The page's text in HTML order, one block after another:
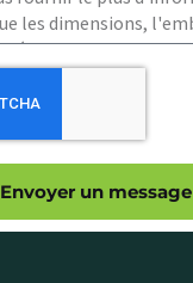
Envoyer un message